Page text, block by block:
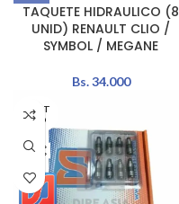
TAQUETE HIDRAULICO (8
UNID) RENAULT CLIO /
SYMBOL / MEGANE
Bs.34.000
AGOT
ADO